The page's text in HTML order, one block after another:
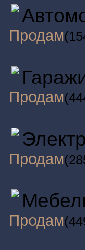
Продам
Продам
Продам
Продам